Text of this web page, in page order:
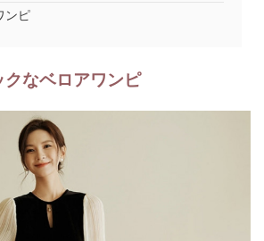
ンピ
クなベロアワンピ